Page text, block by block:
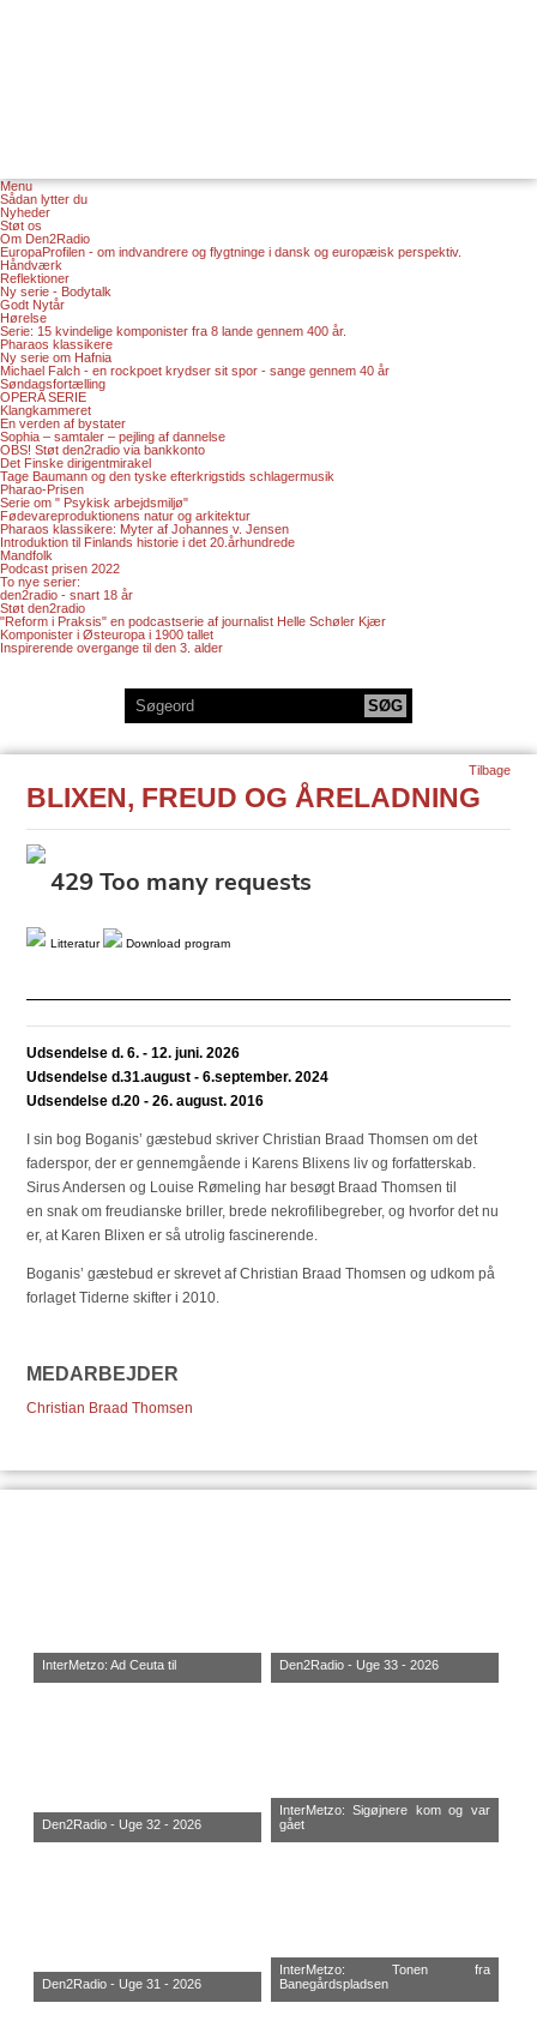
Menu
Sådan lytter du
Nyheder
Støt os
Om Den2Radio
EuropaProfilen - om indvandrere og flygtninge i dansk og europæisk perspektiv.
Håndværk
Reflektioner
Ny serie - Bodytalk
Godt Nytår
Hørelse
Serie: 15 kvindelige komponister fra 8 lande gennem 400 år.
Pharaos klassikere
Ny serie om Hafnia
Michael Falch - en rockpoet krydser sit spor - sange gennem 40 år
Søndagsfortælling
OPERA SERIE
Klangkammeret
En verden af bystater
Sophia – samtaler – pejling af dannelse
OBS! Støt den2radio via bankkonto
Det Finske dirigentmirakel
Tage Baumann og den tyske efterkrigstids schlagermusik
Pharao-Prisen
Serie om " Psykisk arbejdsmiljø"
Fødevareproduktionens natur og arkitektur
Pharaos klassikere: Myter af Johannes v. Jensen
Introduktion til Finlands historie i det 20.århundrede
Mandfolk
Podcast prisen 2022
To nye serier:
den2radio - snart 18 år
Støt den2radio
"Reform i Praksis" en podcastserie af journalist Helle Schøler Kjær
Komponister i Østeuropa i 1900 tallet
Inspirerende overgange til den 3. alder
BLIXEN, FREUD OG ÅRELADNING
Litteratur Download program
Udsendelse d. 6. - 12. juni. 2026
Udsendelse d.31.august - 6.september. 2024
Udsendelse d.20 - 26. august. 2016
I sin bog Boganis’ gæstebud skriver Christian Braad Thomsen om det
faderspor, der er gennemgående i Karens Blixens liv og forfatterskab.
Sirus Andersen og Louise Rømeling har besøgt Braad Thomsen til
en snak om freudianske briller, brede nekrofilibegreber, og hvorfor det nu
er, at Karen Blixen er så utrolig fascinerende.
Boganis’ gæstebud er skrevet af Christian Braad Thomsen og udkom på
forlaget Tiderne skifter i 2010.
MEDARBEJDER
Christian Braad Thomsen
Tilbage
InterMetzo: Ad Ceuta til Den2Radio - Uge 33 - 2026
Den2Radio - Uge 32 - 2026
InterMetzo: Sigøjnere kom og var
gået
Den2Radio - Uge 31 - 2026
InterMetzo: Tonen fra
Banegårdspladsen